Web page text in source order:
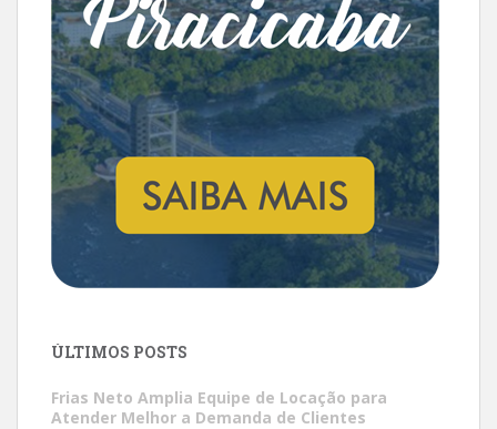
ÚLTIMOS POSTS
Frias Neto Amplia Equipe de Locação para
Atender Melhor a Demanda de Clientes